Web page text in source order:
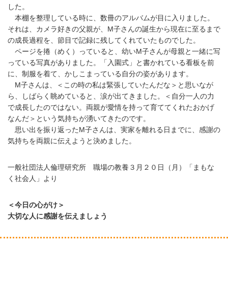
した。
本棚を整理している時に、数冊のアルバムが目に入りました。
それは、カメラ好きの父親が、M子さんの誕生から現在に至るまで
の成長過程を、節目で記録に残してくれていたものでした。
ページを捲（めく）っていると、幼いM子さんが母親と一緒に写
っている写真がありました。「入園式」と書かれている看板を前
に、制服を着て、かしこまっている自分の姿があります。
M子さんは、＜この時の私は緊張していたんだな＞と思いなが
ら、しばらく眺めていると、涙が出てきました。＜自分一人の力
で成長したのではない。両親が愛情を持って育ててくれたおかげ
なんだ＞という気持ちが湧いてきたのです。
思い出を振り返ったM子さんは、実家を離れる日までに、感謝の
気持ちを両親に伝えようと決めました。
一般社団法人倫理研究所 職場の教養３月２０日（月）「まもな
く社会人」より
＜今日の心がけ＞
大切な人に感謝を伝えましょう